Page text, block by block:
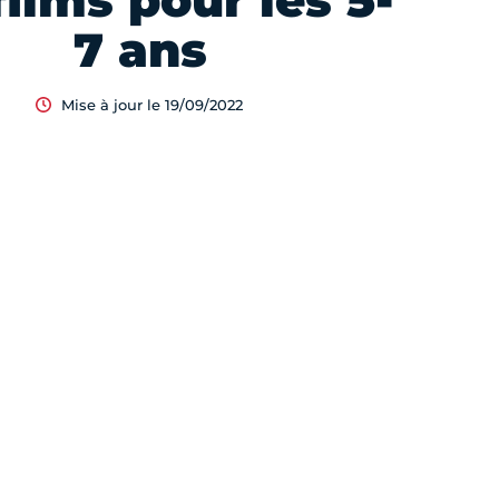
7 ans
Mise à jour le 19/09/2022